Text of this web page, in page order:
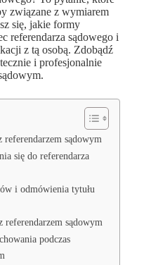
związane z wymiarem
się, jakie formy
referendarza sądowego i
z tą osobą. Zdobądź
i profesjonalnie
sądowym
się do referendarza
i odmówienia tytułu
sądowym
podczas